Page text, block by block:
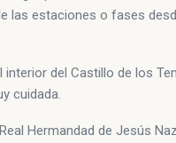
las estaciones o fases
del Castillo de los
cuidada.
Hermandad de Jesús